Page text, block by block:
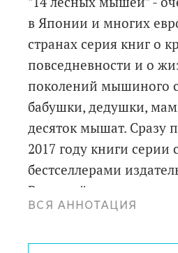
в Японии и многих
странах серия книг о
повседневности и о
поколений мышиного
бабушки, дедушки,
десяток мышат. Сразу
2017 году книги серии
бестселлерами
В каждой стране свои
традиции! В книге "14
ВСЯ АННОТАЦИЯ